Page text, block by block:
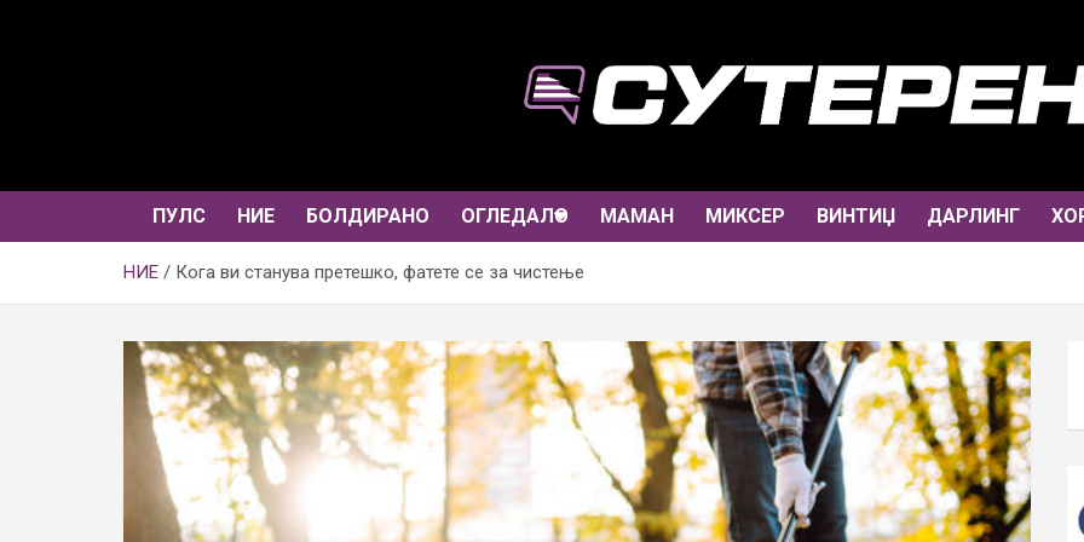
ПУЛС НИЕ БОЛДИРАНО ОГЛЕДАЛО МАМАН МИКСЕР ВИНТИЏ ДАРЛИНГ
НИЕ Кога ви станува претешко, фатете се за чистење